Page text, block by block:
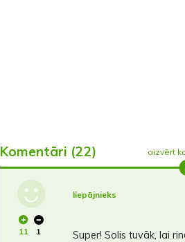
Komentāri (22) aizvērt
11 1
liepājnieks
Super! Solis tuvāk, lai